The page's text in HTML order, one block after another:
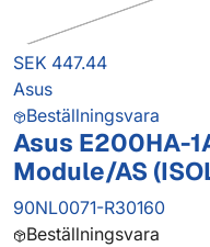
SEK 447.44
Asus
Beställningsvara
Asus E200HA-
Module/AS
90NL0071-R30160
Beställningsvara